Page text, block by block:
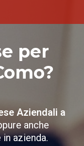
per
Aziendali a
anche
azienda.